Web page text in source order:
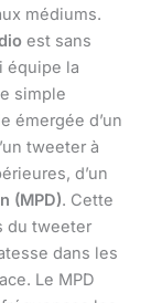
médiums.
est sans
équipe la
simple
émergée d’un
tweeter à
d’un
(MPD). Cette
du tweeter
dans les
Le MPD